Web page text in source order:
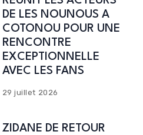
DE LES NOUNOUS A
COTONOU POUR UNE
RENCONTRE
EXCEPTIONNELLE
AVEC LES FANS
29 juillet 2026
ZIDANE DE RETOUR